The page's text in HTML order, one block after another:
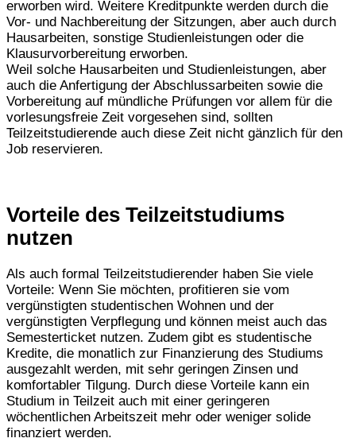
erworben wird. Weitere Kreditpunkte werden durch die
Vor- und Nachbereitung der Sitzungen, aber auch durch
Hausarbeiten, sonstige Studienleistungen oder die
Klausurvorbereitung erworben.
Weil solche Hausarbeiten und Studienleistungen, aber
auch die Anfertigung der Abschlussarbeiten sowie die
Vorbereitung auf mündliche Prüfungen vor allem für die
vorlesungsfreie Zeit vorgesehen sind, sollten
Teilzeitstudierende auch diese Zeit nicht gänzlich für den
Job reservieren.
Vorteile des Teilzeitstudiums
nutzen
Als auch formal Teilzeitstudierender haben Sie viele
Vorteile: Wenn Sie möchten, profitieren sie vom
vergünstigten studentischen Wohnen und der
vergünstigten Verpflegung und können meist auch das
Semesterticket nutzen. Zudem gibt es studentische
Kredite, die monatlich zur Finanzierung des Studiums
ausgezahlt werden, mit sehr geringen Zinsen und
komfortabler Tilgung. Durch diese Vorteile kann ein
Studium in Teilzeit auch mit einer geringeren
wöchentlichen Arbeitszeit mehr oder weniger solide
finanziert werden.